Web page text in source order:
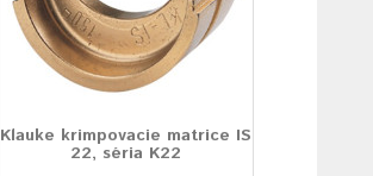
Klauke krimpovacie matrice IS
22, séria K22